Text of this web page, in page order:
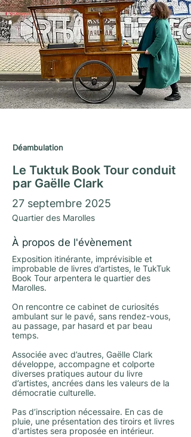
Déambulation
Le Tuktuk Book Tour conduit
par Gaëlle Clark
27 septembre 2025
Quartier des Marolles
À propos de l'évènement
Exposition itinérante, imprévisible et
improbable de livres d’artistes, le TukTuk
Book Tour arpentera le quartier des
Marolles.
On rencontre ce cabinet de curiosités
ambulant sur le pavé, sans rendez-vous,
au passage, par hasard et par beau
temps.
Associée avec d’autres, Gaëlle Clark
développe, accompagne et colporte
diverses pratiques autour du livre
d’artistes, ancrées dans les valeurs de la
démocratie culturelle.
Pas d’inscription nécessaire. En cas de
pluie, une présentation des tiroirs et livres
d'artistes sera proposée en intérieur.